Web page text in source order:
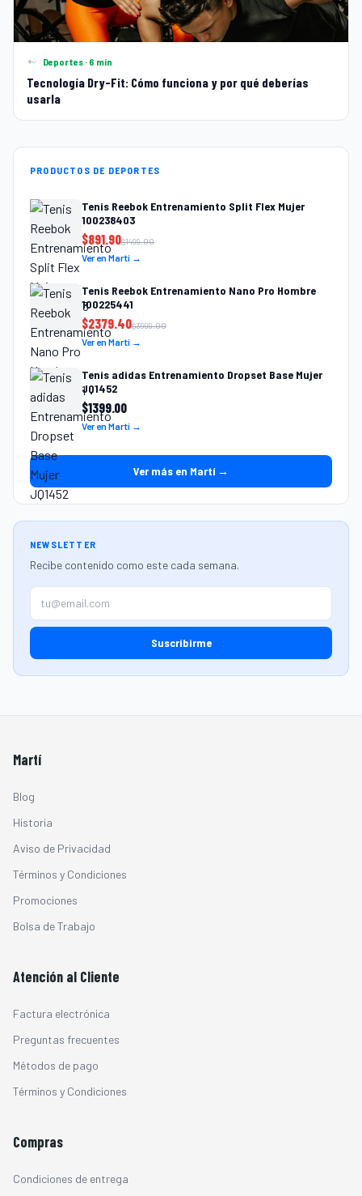
Deportes · 6 min
Tecnología Dry-Fit: Cómo funciona y por qué deberías
usarla
PRODUCTOS DE DEPORTES
Tenis Reebok Entrenamiento Split Flex Mujer
100238403
$891.90$1499.00
Ver en Martí →
Tenis Reebok Entrenamiento Nano Pro Hombre
100225441
$2379.40$3999.00
Ver en Martí →
Tenis adidas Entrenamiento Dropset Base Mujer
JQ1452
$1399.00
Ver en Martí →
Ver más en Martí →
NEWSLETTER
Recibe contenido como este cada semana.
Suscribirme
Martí
Blog
Historia
Aviso de Privacidad
Términos y Condiciones
Promociones
Bolsa de Trabajo
Atención al Cliente
Factura electrónica
Preguntas frecuentes
Métodos de pago
Términos y Condiciones
Compras
Condiciones de entrega